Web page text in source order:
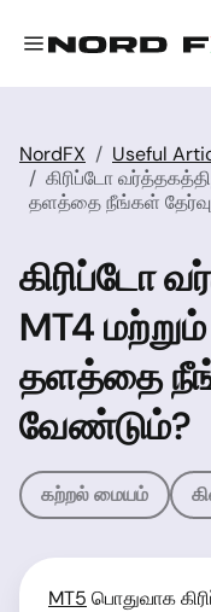
NordFX
Useful
கிரிப்டோ
தளத்தை நீங்கள்
கிரிப்டோ
MT4
தளத்தை
வேண்டும்?
கற்றல் மையம்
MT5 பொதுவாக